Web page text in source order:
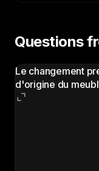
Questions
Le changement
d'origine du